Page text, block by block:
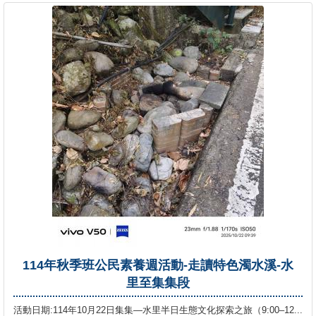
114年秋季班公民素養週活動-走讀特色濁水溪-水
里至集集段
活動日期:114年10月22日集集—水里半日生態文化探索之旅（9:00–12...